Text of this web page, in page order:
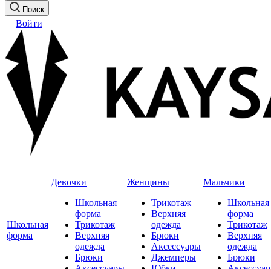
Поиск
Войти
Школьная
форма
Девочки
Школьная
форма
Трикотаж
Верхняя
одежда
Брюки
Женщины
Трикотаж
Верхняя
одежда
Брюки
Аксессуары
Джемперы
Мальчики
Школьная
форма
Трикотаж
Верхняя
одежда
Брюки